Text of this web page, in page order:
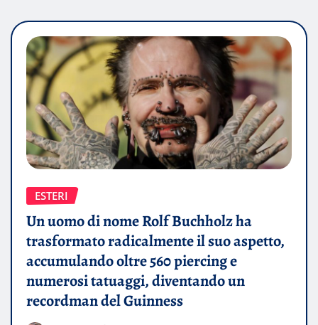
ESTERI
Un uomo di nome Rolf Buchholz ha
trasformato radicalmente il suo aspetto,
accumulando oltre 560 piercing e
numerosi tatuaggi, diventando un
recordman del Guinness